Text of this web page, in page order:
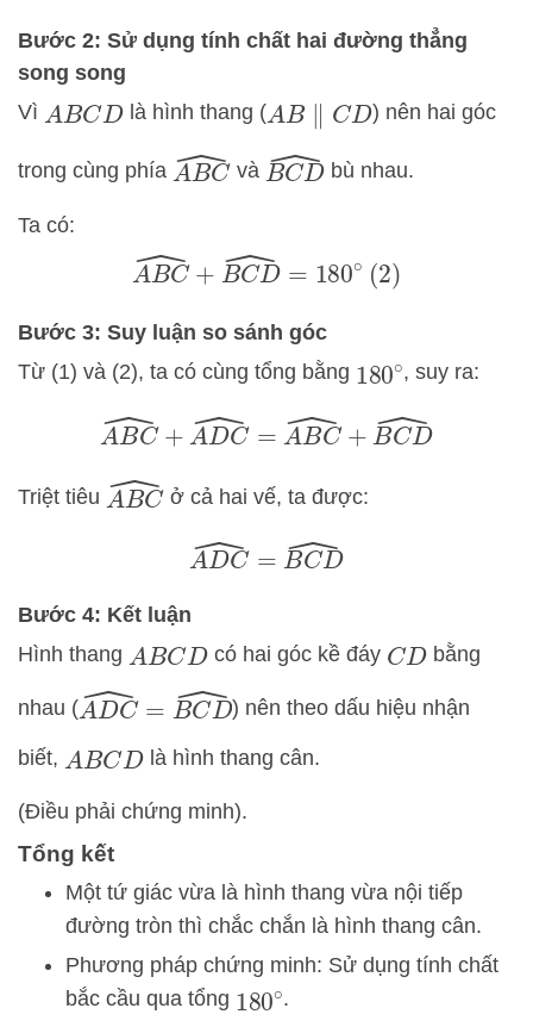
Bước 2: Sử dụng tính chất hai đường thẳng
song song
Vì ABCD là hình thang (AB∥ D ) nên hai góc
trong cùng phía ABC^và BCD^ bù nhau.
Ta có:
ABC ^+ BCD^ =180∘(2)
Bước 3: Suy luận so sánh góc
Từ (1) và (2), ta có cùng tổng bằng 180∘, suy ra:
ABC^+A DC^=ABC^+B CD^
Triệt tiêu A BC^ở cả hai vế, ta được:
A DC^=BCD^
Bước 4: Kết luận
Hình thang ABCD có hai góc kề đáy CD bằng
nhau ( ADC^ =B CD^ ) nên theo dấu hiệu nhận
biết, ABCD là hình thang cân.
(Điều phải chứng minh).
Tổng kết
Một tứ giác vừa là hình thang vừa nội tiếp
đường tròn thì chắc chắn là hình thang cân.
Phương pháp chứng minh: Sử dụng tính chất
bắc cầu qua tổng 180∘.